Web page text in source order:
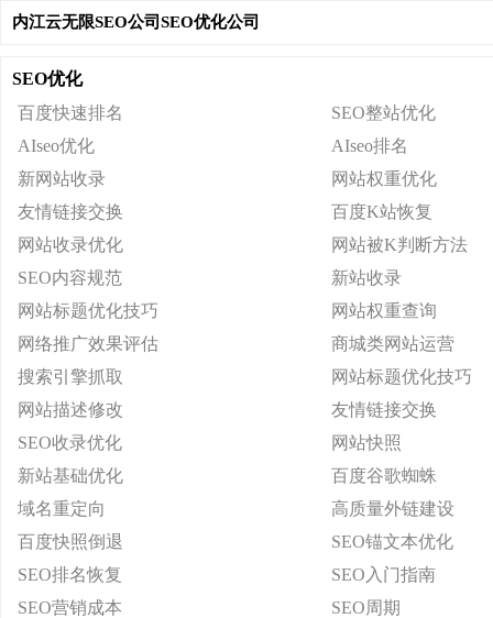
内江云无限SEO公司SEO优化公司
SEO优化
百度快速排名
SEO整站优化
AIseo优化
AIseo排名
新网站收录
网站权重优化
友情链接交换
百度K站恢复
网站收录优化
网站被K判断方法
SEO内容规范
新站收录
网站标题优化技巧
网站权重查询
网络推广效果评估
商城类网站运营
搜索引擎抓取
网站标题优化技巧
网站描述修改
友情链接交换
SEO收录优化
网站快照
新站基础优化
百度谷歌蜘蛛
域名重定向
高质量外链建设
百度快照倒退
SEO锚文本优化
SEO排名恢复
SEO入门指南
SEO营销成本
SEO周期